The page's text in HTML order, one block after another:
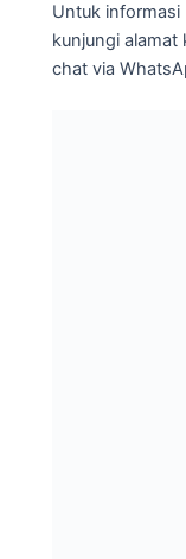
Untuk informasi
kunjungi alamat
chat via